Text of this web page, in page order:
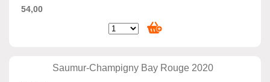
54,00
Saumur-Champigny Bay Rouge 2020